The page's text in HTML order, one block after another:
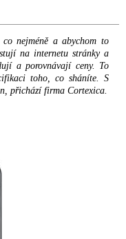
nejméně a abychom to
na internetu stránky a
a porovnávají ceny. To
toho, co sháníte. S
přichází firma Cortexica.